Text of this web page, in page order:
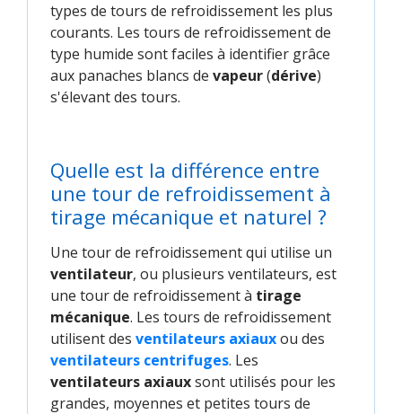
types de tours de refroidissement les plus
courants. Les tours de refroidissement de
type humide sont faciles à identifier grâce
aux panaches blancs de vapeur(dérive)
s'élevant des tours.
Quelle est la différence entre
une tour de refroidissement à
tirage mécanique et naturel ?
Une tour de refroidissement qui utilise un
ventilateur, ou plusieurs ventilateurs, est
une tour de refroidissement à tirage
mécanique. Les tours de refroidissement
utilisent des ventilateurs axiauxou des
ventilateurs centrifuges. Les
ventilateurs axiauxsont utilisés pour les
grandes, moyennes et petites tours de